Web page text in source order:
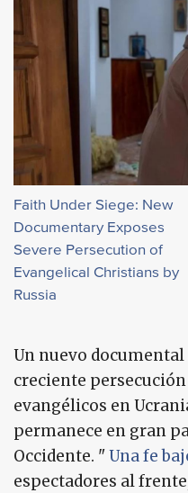
Faith Under Siege: New
Documentary Exposes
Severe Persecution of
Evangelical Christians by
Russia
Un nuevo
creciente
evangélicos en
permanece en gran
Occidente. "Una fe
espectadores al